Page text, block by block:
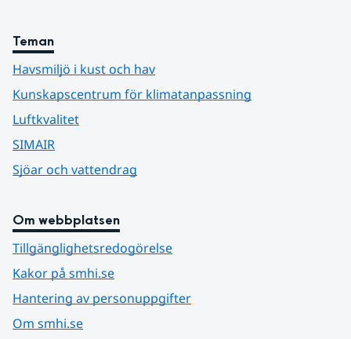
Teman
Havsmiljö i kust och hav
Kunskapscentrum för klimatanpassning
Luftkvalitet
SIMAIR
Sjöar och vattendrag
Om webbplatsen
Tillgänglighetsredogörelse
Kakor på smhi.se
Hantering av personuppgifter
Om smhi.se